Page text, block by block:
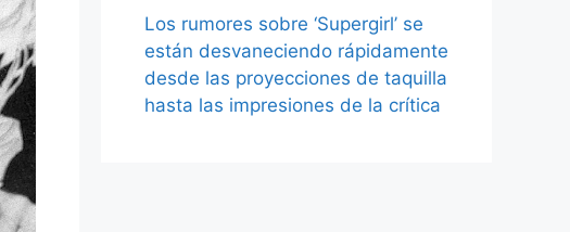
Los rumores sobre ‘Supergirl’ se
están desvaneciendo rápidamente
desde las proyecciones de taquilla
hasta las impresiones de la crítica